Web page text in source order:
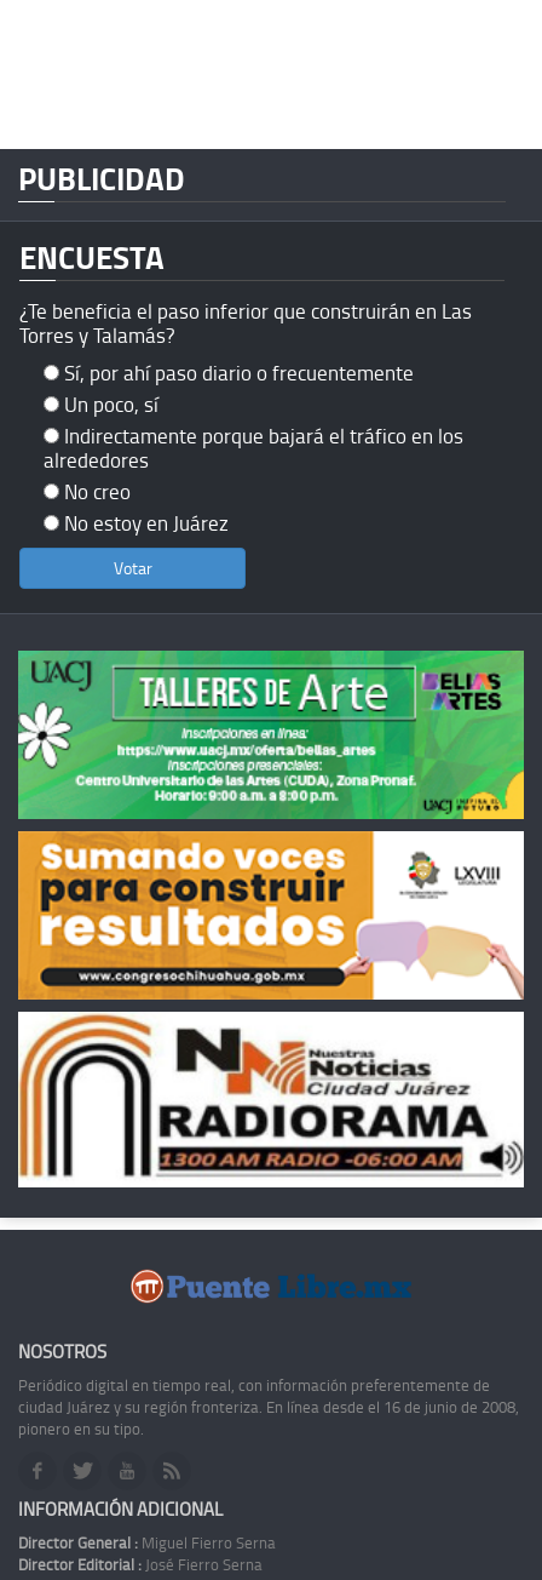
PUBLICIDAD
ENCUESTA
¿Te beneficia el paso inferior que construirán en Las
Torres y Talamás?
Sí, por ahí paso diario o frecuentemente
Un poco, sí
Indirectamente porque bajará el tráfico en los
alrededores
No creo
No estoy en Juárez
NOSOTROS
Periódico digital en tiempo real, con información preferentemente de
ciudad Juárez y su región fronteriza. En línea desde el 16 de junio de 2008,
pionero en su tipo.
INFORMACIÓN ADICIONAL
Director General : Miguel Fierro Serna
Director Editorial : José Fierro Serna